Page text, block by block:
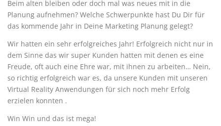
Beim alten bleiben oder doch mal was neues mit in die
Planung aufnehmen? Welche Schwerpunkte hast Du Dir für
das kommende Jahr in Deine Marketing Planung gelegt?
Wir hatten ein sehr erfolgreiches Jahr! Erfolgreich nicht nur in
dem Sinne das wir super Kunden hatten mit denen es eine
Freude, oft auch eine Ehre war, mit ihnen zu arbeiten… Nein,
so richtig erfolgreich war es, da unsere Kunden mit unseren
Virtual Reality Anwendungen für sich noch mehr Erfolg
erzielen konnten .
Win Win und das ist mega!